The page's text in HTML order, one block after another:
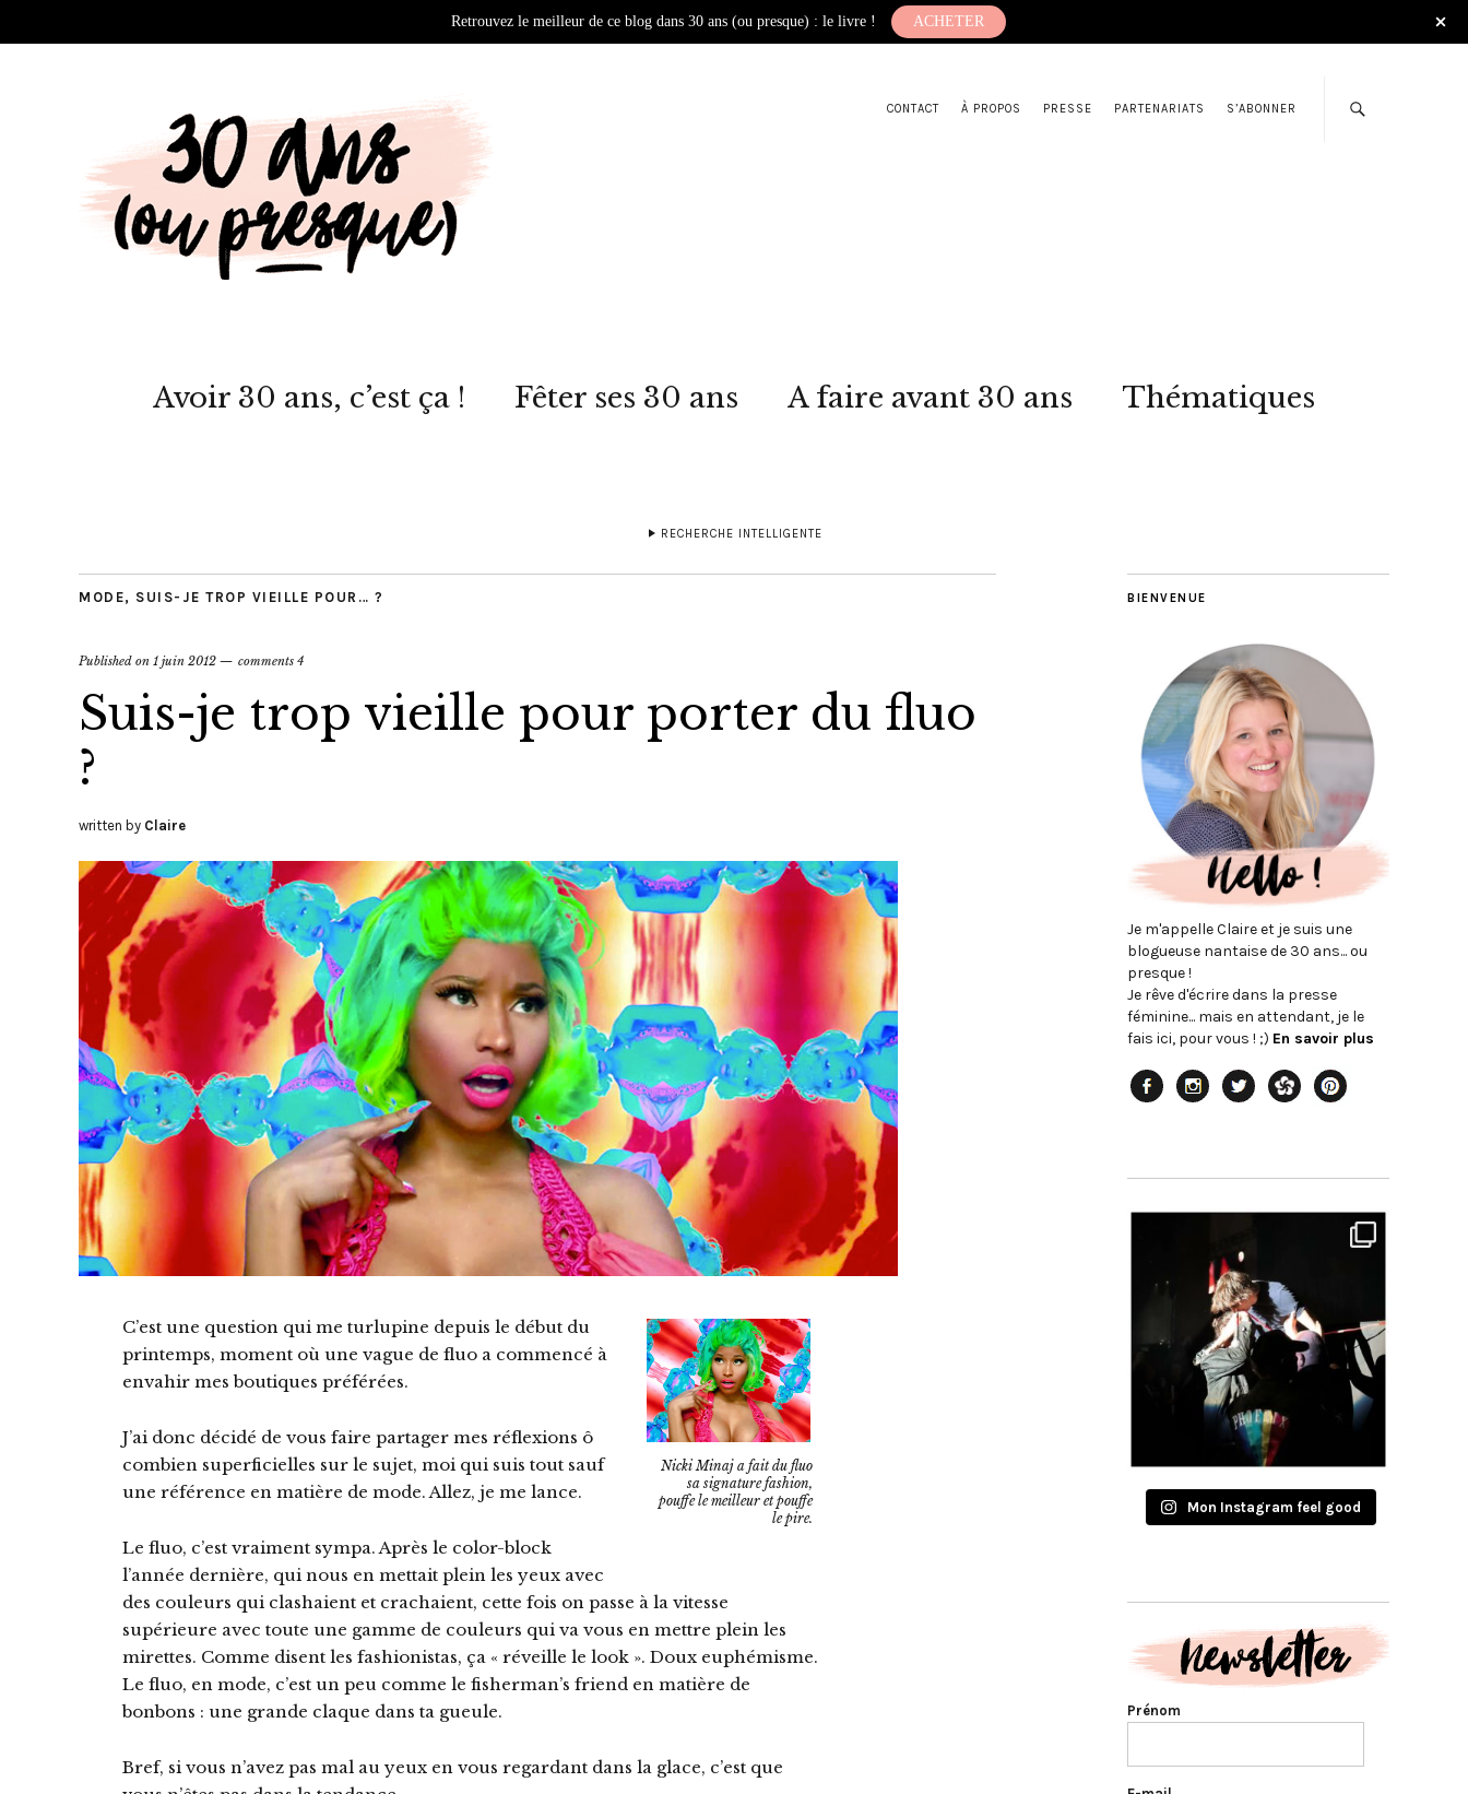
CONTACT À PROPOS PRESSE PARTENARIATS S’ABONNER
Avoir 30 ans, c’est ça ! Fêter ses 30 ans A faire avant 30 ans Thématiques
RECHERCHE INTELLIGENTE
MODE, SUIS-JE TROP VIEILLE POUR… ?
Published on 1 juin 2012 comments 4
Suis-je trop vieille pour porter du fluo
?
written by Claire
Nicki Minaj a fait du fluo
sa signature fashion,
pouffe le meilleur et pouffe
le pire.
C’est une question qui me turlupine depuis le début du
printemps, moment où une vague de fluo a commencé à
envahir mes boutiques préférées.
J’ai donc décidé de vous faire partager mes réflexions ô
combien superficielles sur le sujet, moi qui suis tout sauf
une référence en matière de mode. Allez, je me lance.
Le fluo, c’est vraiment sympa. Après le color-block
l’année dernière, qui nous en mettait plein les yeux avec
des couleurs qui clashaient et crachaient, cette fois on passe à la vitesse
supérieure avec toute une gamme de couleurs qui va vous en mettre plein les
mirettes. Comme disent les fashionistas, ça « réveille le look ». Doux euphémisme.
Le fluo, en mode, c’est un peu comme le fisherman’s friend en matière de
bonbons : une grande claque dans ta gueule.
Bref, si vous n’avez pas mal au yeux en vous regardant dans la glace, c’est que
BIENVENUE
Je m'appelle Claire et je suis une
blogueuse nantaise de 30 ans... ou
presque !
Je rêve d'écrire dans la presse
féminine... mais en attendant, je le
fais ici, pour vous ! ;) En savoir plus
Mon Instagram feel good
Prénom
Retrouvez le meilleur de ce blog dans 30 ans (ou presque) : le livre ! ACHETER